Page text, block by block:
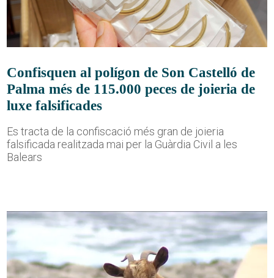
Confisquen al polígon de Son Castelló de
Palma més de 115.000 peces de joieria de
luxe falsificades
Es tracta de la confiscació més gran de joieria
falsificada realitzada mai per la Guàrdia Civil a les
Balears